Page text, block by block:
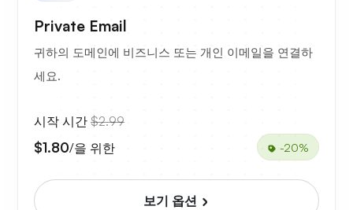
Private Email
귀하의 도메인에 비즈니스 또는 개인 이메일을 연결하
세요.
시작 시간 $2.99
$1.80/을 위한 -20%
보기 옵션